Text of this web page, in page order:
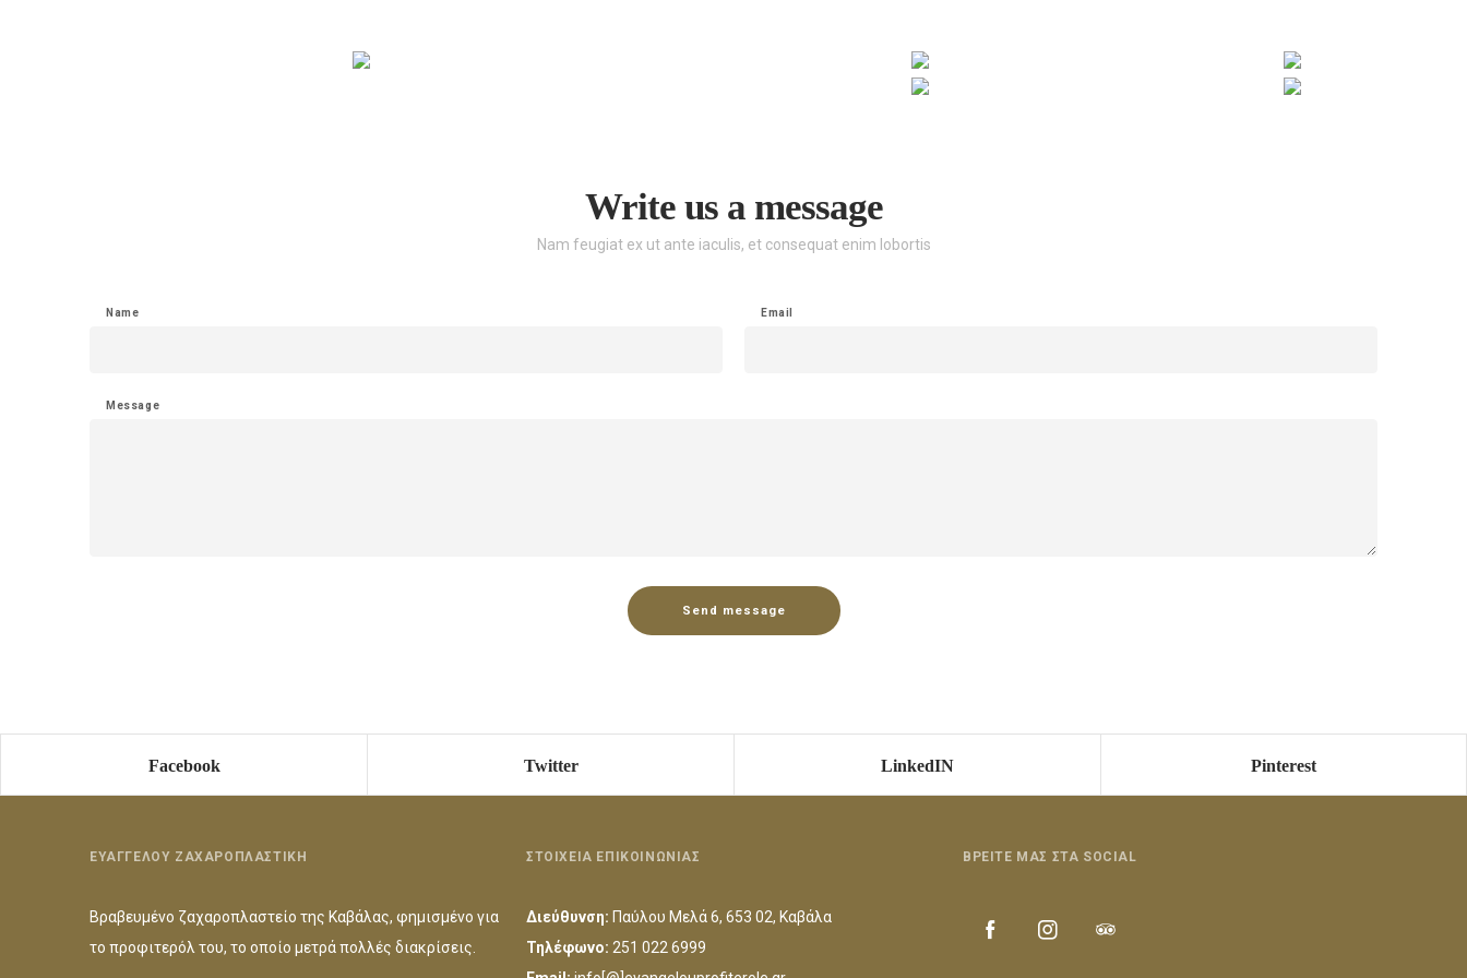
Write us a message
Nam feugiat ex ut ante iaculis, et consequat enim lobortis
Name Email
Message
Facebook Twitter LinkedIN Pinterest
ΕΥΑΓΓΕΛΟΥ ΖΑΧΑΡΟΠΛΑΣΤΙΚΗ
Βραβευμένο ζαχαροπλαστείο της Καβάλας, φημισμένο για
το προφιτερόλ του, το οποίο μετρά πολλές διακρίσεις.
ΣΤΟΙΧΕΙΑ ΕΠΙΚΟΙΝΩΝΙΑΣ
Διεύθυνση: Παύλου Μελά 6, 653 02, Καβάλα
Τηλέφωνο: 251 022 6999
ΒΡΕΙΤΕ ΜΑΣ ΣΤΑ SOCIAL